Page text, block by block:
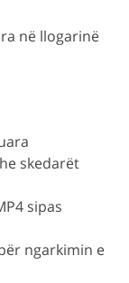
në llogarinë
skedarët
sipas
ngarkimin e